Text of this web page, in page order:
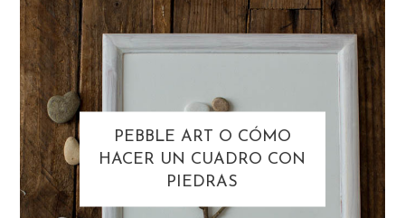
PEBBLE ART O CÓMO
HACER UN CUADRO CON
PIEDRAS